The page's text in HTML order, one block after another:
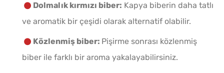
Dolmalık kırmızı biber: Kapya biberin daha tatlı
ve aromatik bir çeşidi olarak alternatif olabilir.
Közlenmiş biber: Pişirme sonrası közlenmiş
biber ile farklı bir aroma yakalayabilirsiniz.